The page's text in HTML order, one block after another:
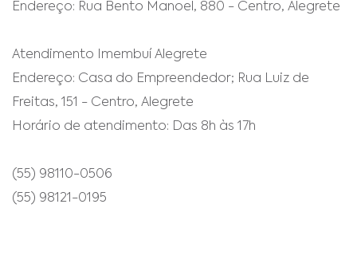
Endereço: Rua Bento Manoel, 880 - Centro, Alegrete
Atendimento Imembuí Alegrete
Endereço: Casa do Empreendedor; Rua Luiz de
Freitas, 151 - Centro, Alegrete
Horário de atendimento: Das 8h às 17h
(55) 98110-0506
(55) 98121-0195